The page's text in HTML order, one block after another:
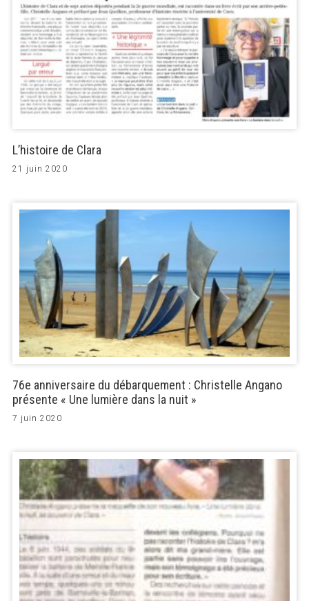
L’histoire de Clara
21 juin 2020
76e anniversaire du débarquement : Christelle Angano
présente « Une lumière dans la nuit »
7 juin 2020